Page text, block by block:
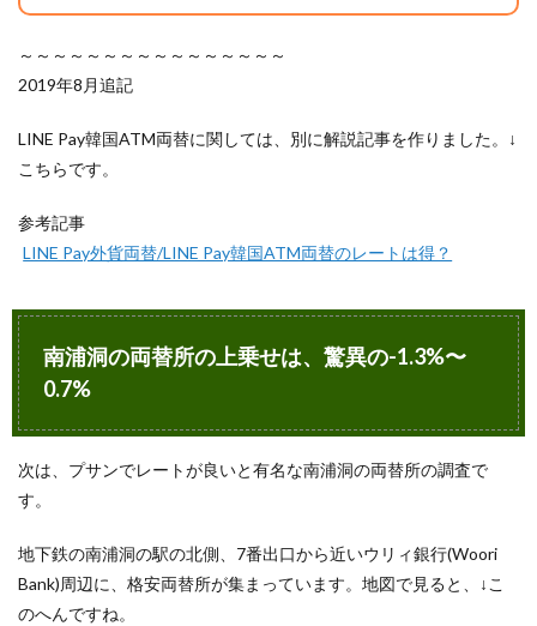
～～～～～～～～～～～～～～～～
2019年8月追記
LINE Pay韓国ATM両替に関しては、別に解説記事を作りました。↓
こちらです。
参考記事
LINE Pay外貨両替/LINE Pay韓国ATM両替のレートは得？
南浦洞の両替所の上乗せは、驚異の-1.3%〜
0.7%
次は、プサンでレートが良いと有名な南浦洞の両替所の調査で
す。
地下鉄の南浦洞の駅の北側、7番出口から近いウリィ銀行(Woori
Bank)周辺に、格安両替所が集まっています。地図で見ると、↓こ
のへんですね。